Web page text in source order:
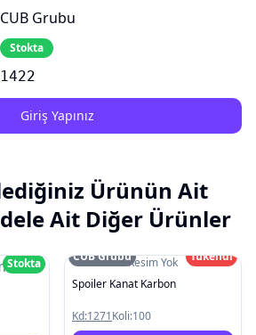
CUB Grubu
Stokta
1422
Giriş Yapınız
Ürünün Ait
Ait Diğer Ürünler
Stokta
Resim Yok
CUB Grubu
Tükendi
Spoiler Kanat Karbon
Kd:1271Koli:100